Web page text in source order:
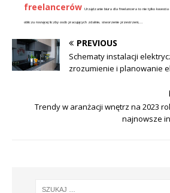
freelancerów Urządzanie biura dla freelancera to nie tylko
obliczu rosnącej liczby osób pracujących zdalnie, stworzenie przestrzeni,...
PREVIOUS
Schematy instalacji
zrozumienie i planowanie
Trendy w aranżacji wnętrz na 2023
najnowsze